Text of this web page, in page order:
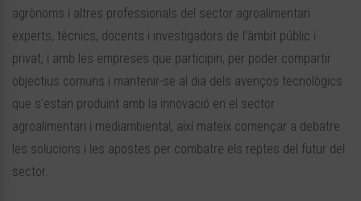
agrònoms i altres professionals del sector agroalimentari
experts, tècnics, docents i investigadors de l’àmbit públic i
privat, i amb les empreses que participin, per poder compartir
objectius comuns i mantenir-se al dia dels avenços tecnològics
que s’estan produint amb la innovació en el sector
agroalimentari i mediambiental, així mateix començar a debatre
les solucions i les apostes per combatre els reptes del futur del
sector.